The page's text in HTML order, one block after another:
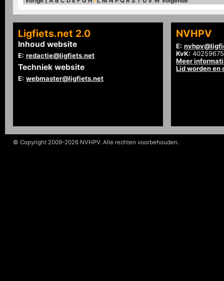
Ligfiets.net 2.0
Inhoud website
E: redactie@ligfiets.net
Techniek website
E: webmaster@ligfiets.net
NVHPV
E:
KvK: 40259675
Meer
Lid worden en
© Copyright 2009-2026 NVHPV. Alle rechten voorbehouden.